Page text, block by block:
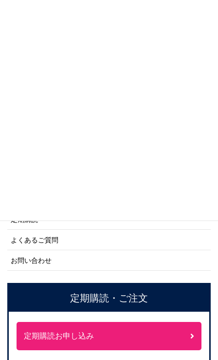
定期購読
よくあるご質問
お問い合わせ
定期購読・ご注文
定期購読お申し込み